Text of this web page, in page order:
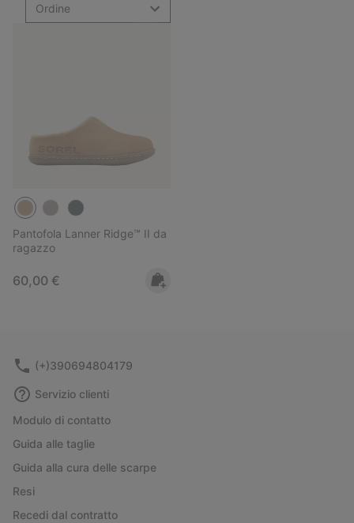
Ordine
Pantofola Lanner Ridge™ II da
ragazzo
Regular price:
60,00 €
(+)390694804179
Servizio clienti
Modulo di contatto
Guida alle taglie
Guida alla cura delle scarpe
Resi
Recedi dal contratto